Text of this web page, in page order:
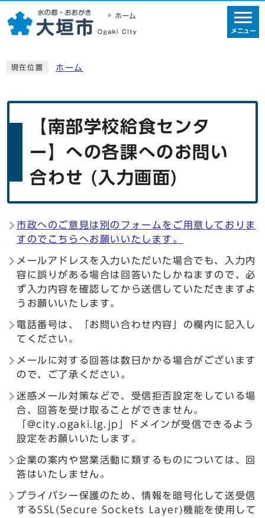
ホーム
メニュー
現在位置 ホーム
【南部学校給食センタ
ー】への各課へのお問い
合わせ (入力画面)
市政へのご意見は別のフォームをご用意しておりま
すのでこちらへお願いいたします。
メールアドレスを入力いただいた場合でも、入力内
容に誤りがある場合は回答いたしかねますので、必
ず入力内容を確認してから送信していただきますよ
うお願いいたします。
電話番号は、「お問い合わせ内容」の欄内に記入し
てください。
メールに対する回答は数日かかる場合がございます
ので、ご了承ください。
迷惑メール対策などで、受信拒否設定をしている場
合、回答を受け取ることができません。
「@city.ogaki.lg.jp」ドメインが受信できるよう
設定をお願いいたします。
企業の案内や営業活動に類するものについては、回
答はいたしません。
プライバシー保護のため、情報を暗号化して送受信
するSSL(Secure Sockets Layer)機能を使用して